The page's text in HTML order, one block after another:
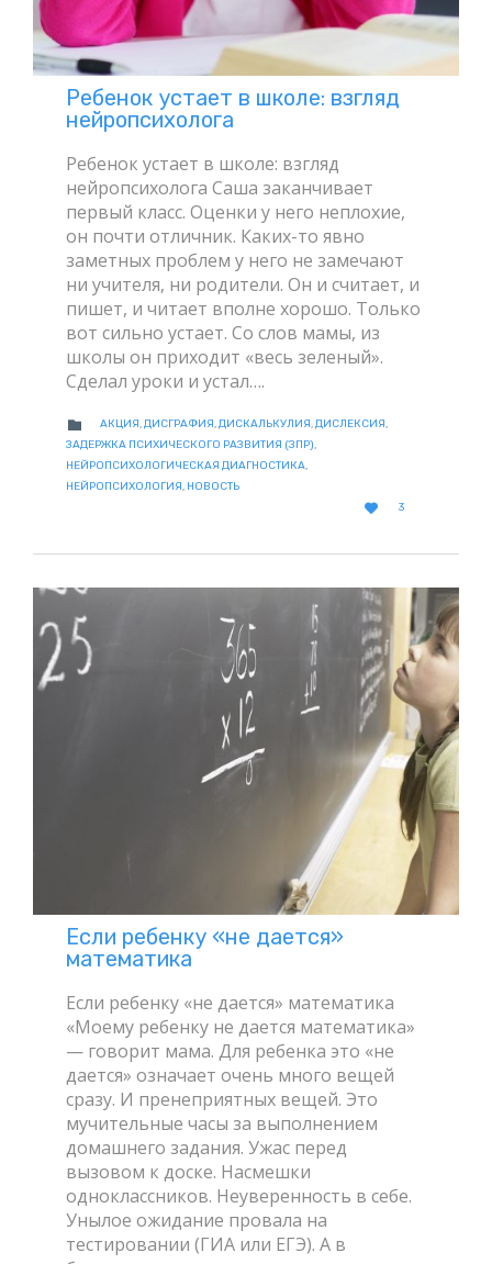
Ребенок устает в школе: взгляд
нейропсихолога
Ребенок устает в школе: взгляд
нейропсихолога Саша заканчивает
первый класс. Оценки у него неплохие,
он почти отличник. Каких-то явно
заметных проблем у него не замечают
ни учителя, ни родители. Он и считает, и
пишет, и читает вполне хорошо. Только
вот сильно устает. Со слов мамы, из
школы он приходит «весь зеленый».
Сделал уроки и устал….
 CATEGORY
АКЦИЯ,ДИСГРАФИЯ,ДИСКАЛЬКУЛИЯ,ДИСЛЕКСИЯ,
ЗАДЕРЖКА ПСИХИЧЕСКОГО РАЗВИТИЯ (ЗПР),
НЕЙРОПСИХОЛОГИЧЕСКАЯ ДИАГНОСТИКА,
НЕЙРОПСИХОЛОГИЯ, НОВОСТЬ

LOVE
3
Если ребенку «не дается»
математика
Если ребенку «не дается» математика
«Моему ребенку не дается математика»
— говорит мама. Для ребенка это «не
дается» означает очень много вещей
сразу. И пренеприятных вещей. Это
мучительные часы за выполнением
домашнего задания. Ужас перед
вызовом к доске. Насмешки
одноклассников. Неуверенность в себе.
Унылое ожидание провала на
тестировании (ГИА или ЕГЭ). А в